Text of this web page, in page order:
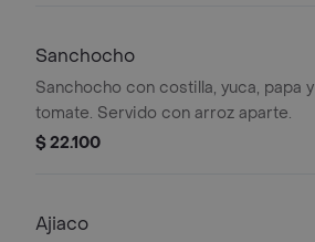
Sanchocho
Sanchocho con costilla, yuca, papa y
tomate. Servido con arroz aparte.
$ 22.100
Ajiaco